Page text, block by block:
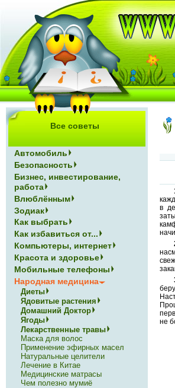
в
не
Все советы
Автомобиль
Безопасность
Бизнес, инвестирование,
работа
Влюблённым
Зодиак
Как выбрать
Как избавиться от...
Компьютеры, интернет
Красота и здоровье
Мобильные телефоны
Народная медицина
Диеты
Ядовитые растения
Домашний Доктор
Ягоды
Лекарственные травы
Маска для волос
Применение эфирных масел
Натуральные целители
Лечение в Китае
Медицинские матрасы
Чем полезно мумиё